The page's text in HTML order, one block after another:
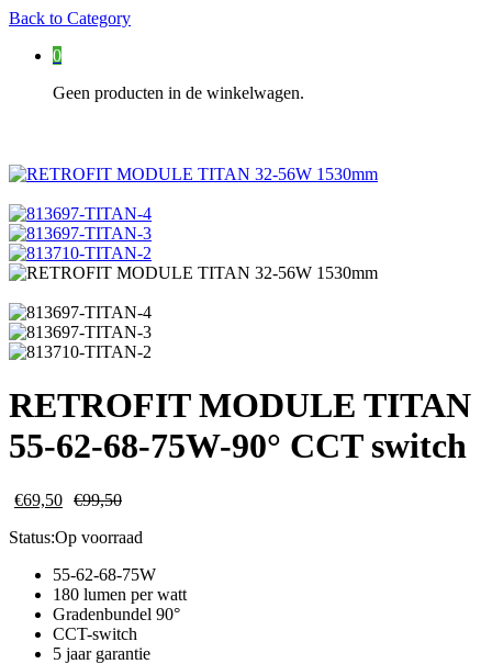
Back to Category
0
Geen producten in de winkelwagen.
RETROFIT MODULE TITAN
55-62-68-75W-90° CCT switch
€69,50 €99,50
Status:Op voorraad
55-62-68-75W
180 lumen per watt
Gradenbundel 90°
CCT-switch
5 jaar garantie